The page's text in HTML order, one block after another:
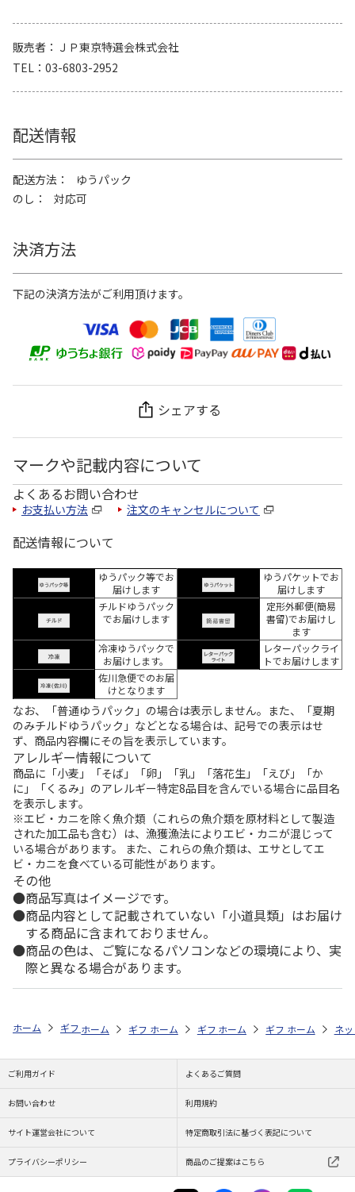
販売者
ＪＰ東京特選会株式会社
TEL
03-6803-2952
配送情報
配送方法
ゆうパック
のし
対応可
決済方法
下記の決済方法がご利用頂けます。
シェアする
マークや記載内容について
よくあるお問い合わせ
お支払い方法 注文のキャンセルについて
配送情報について
ゆうパック等でお
届けします
ゆうパケットでお
届けします
チルドゆうパック
でお届けします
定形外郵便(簡易
書留)でお届けし
ます
冷凍ゆうパックで
お届けします。
レターパックライ
トでお届けします
佐川急便でのお届
けとなります
なお、「普通ゆうパック」の場合は表示しません。また、「夏期
のみチルドゆうパック」などとなる場合は、記号での表示はせ
ず、商品内容欄にその旨を表示しています。
アレルギー情報について
商品に「小麦」「そば」「卵」「乳」「落花生」「えび」「か
に」「くるみ」のアレルギー特定8品目を含んでいる場合に品目名
を表示します。
※エビ・カニを除く魚介類（これらの魚介類を原材料として製造
された加工品も含む）は、漁獲漁法によりエビ・カニが混じって
いる場合があります。 また、これらの魚介類は、エサとしてエ
ビ・カニを食べている可能性があります。
その他
商品写真はイメージです。
商品内容として記載されていない「小道具類」はお届け
する商品に含まれておりません。
商品の色は、ご覧になるパソコンなどの環境により、実
際と異なる場合があります。
ホーム ギフトストア お中元・夏ギフト特集 2026 うなぎ・魚・海鮮
ホーム ギフトストア お中元・夏ギフト特集 2026
ホーム ギフトストア お中元・夏ギフト
ホーム ギフトストア お
ホーム ネ
ご利用ガイド よくあるご質問
お問い合わせ 利用規約
サイト運営会社について 特定商取引法に基づく表記について
プライバシーポリシー 商品のご提案はこちら